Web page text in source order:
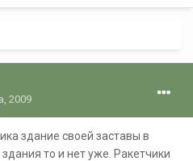
2009
здание своей заставы в
то и нет уже. Ракетчики